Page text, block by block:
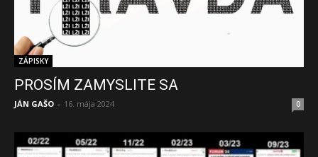
ZÁPISKY
PROSÍM ZAMYSLITE SA
JÁN GAŠO - 16. mája 2024 0